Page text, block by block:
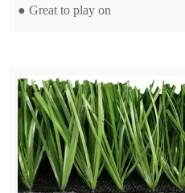
● Great to play on